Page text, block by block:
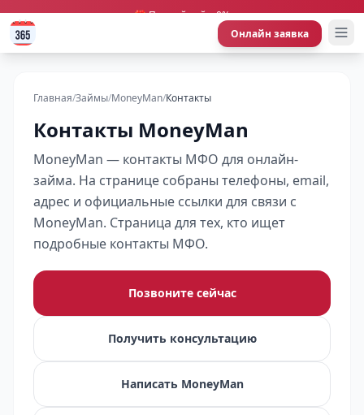
🎁 Первый займ 0%
Онлайн заявка
Главная/Займы/MoneyMan/Контакты
Контакты MoneyMan
MoneyMan — контакты МФО для онлайн-
займа. На странице собраны телефоны, email,
адрес и официальные ссылки для связи с
MoneyMan. Страница для тех, кто ищет
подробные контакты МФО.
Позвоните сейчас
Получить консультацию
Написать MoneyMan